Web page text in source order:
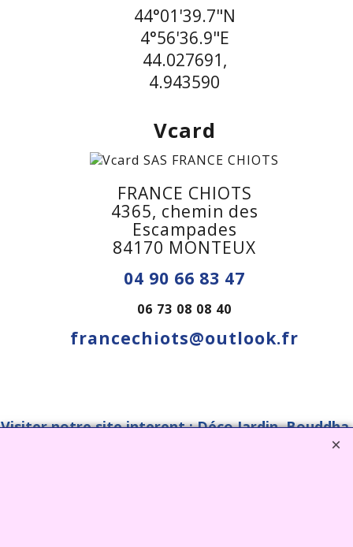
44°01'39.7"N
4°56'36.9"E
44.027691,
4.943590
Vcard
FRANCE CHIOTS
4365, chemin des
Escampades
84170 MONTEUX
04 90 66 83 47
06 73 08 08 40
francechiots@outlook.fr
Visiter notre site interent : Déco Jardin, Bouddha,